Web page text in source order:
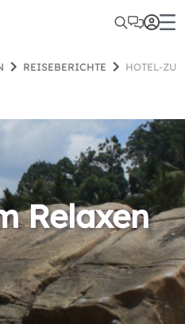
REISEBERICHTE HOTEL-
Relaxen